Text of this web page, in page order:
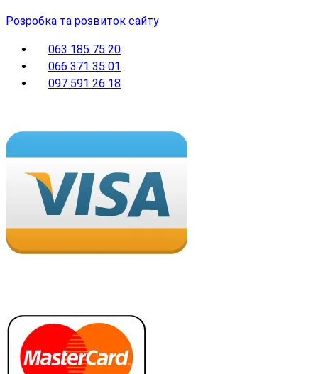
Розробка та розвиток сайту
063 185 75 20
066 371 35 01
097 591 26 18